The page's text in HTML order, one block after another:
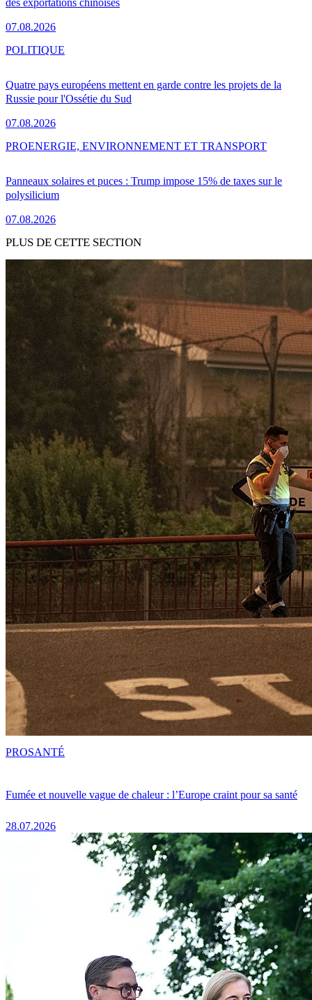
07.08.2026
Quatre pays européens mettent en garde contre les projets de la
Russie pour l'Ossétie du Sud
07.08.2026
POLITIQUE
Panneaux solaires et puces : Trump impose 15% de taxes sur le
polysilicium
07.08.2026
PROENERGIE, ENVIRONNEMENT ET TRANSPORT
PLUS DE CETTE SECTION
Fumée et nouvelle vague de chaleur : l’Europe craint pour sa santé
28.07.2026
PROSANTÉ